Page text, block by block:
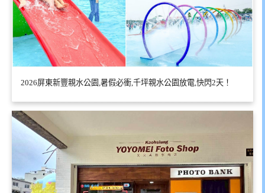
2026屏東新豐親水公園,暑假必衝,千坪親水公園放電,快閃2天！